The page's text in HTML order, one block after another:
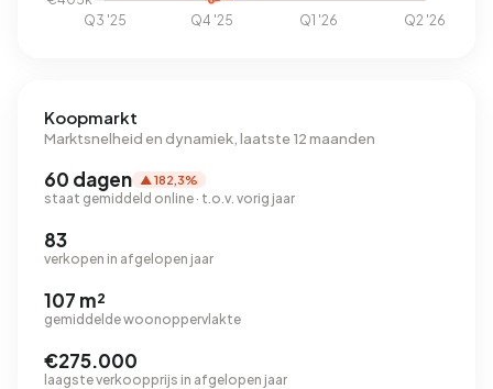
Koopmarkt
Marktsnelheid en dynamiek, laatste 12 maanden
60 dagen ▲ 182,3%
staat gemiddeld online · t.o.v. vorig jaar
83
verkopen in afgelopen jaar
107 m²
gemiddelde woonoppervlakte
€275.000
laagste verkoopprijs in afgelopen jaar